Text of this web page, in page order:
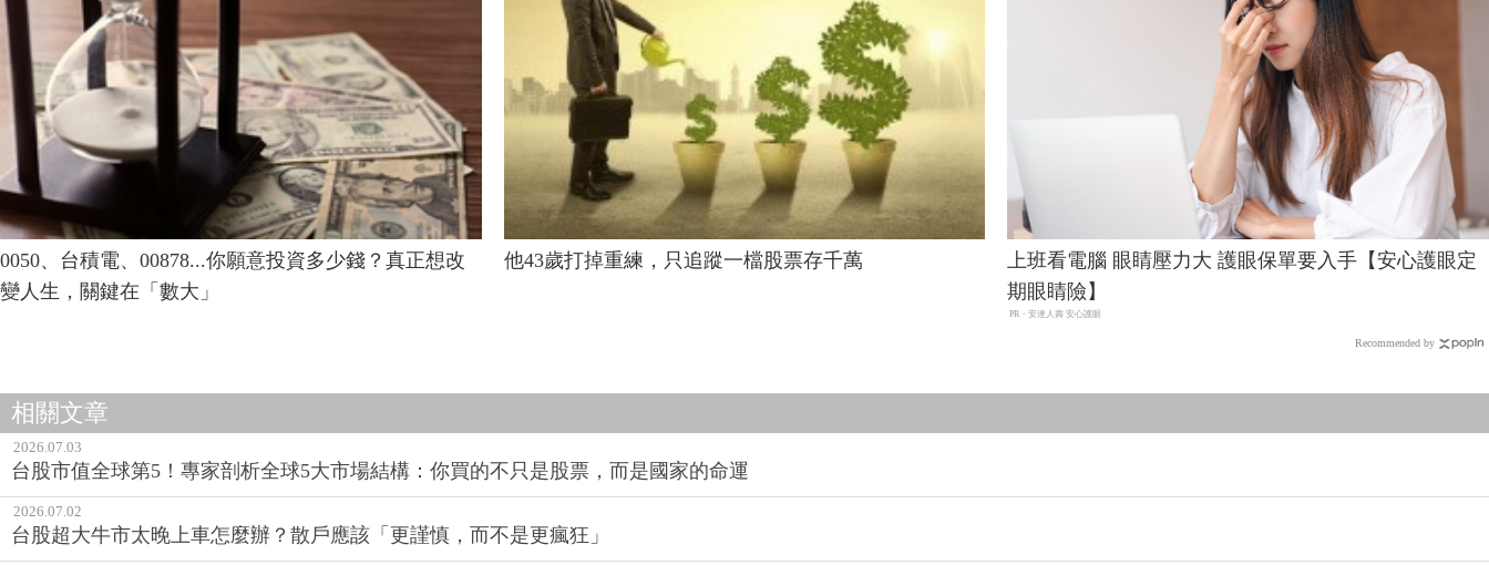
0050、台積電、00878...你願意投資多少錢？真正想改
變人生，關鍵在「數大」
他43歲打掉重練，只追蹤一檔股票存千萬
上班看電腦 眼睛壓力大 護眼保單要入手【安心護眼定
期眼睛險】
PR・安達人壽 安心護眼
Recommended by
相關文章
2026.07.03
台股市值全球第5！專家剖析全球5大市場結構：你買的不只是股票，而是國家的命運
2026.07.02
台股超大牛市太晚上車怎麼辦？散戶應該「更謹慎，而不是更瘋狂」